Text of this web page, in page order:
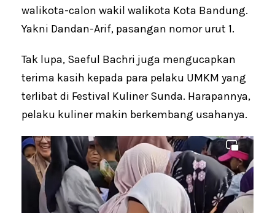
walikota-calon wakil walikota Kota Bandung.
Yakni Dandan-Arif, pasangan nomor urut 1.
Tak lupa, Saeful Bachri juga mengucapkan
terima kasih kepada para pelaku UMKM yang
terlibat di Festival Kuliner Sunda. Harapannya,
pelaku kuliner makin berkembang usahanya.